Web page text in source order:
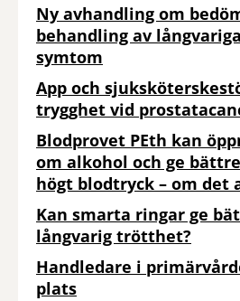
Ny avhandling om
behandling av
symtom
App och
trygghet vid
Blodprovet PEth kan
om alkohol och ge
högt blodtryck – om det
Kan smarta ringar ge
långvarig trötthet?
Handledare i
plats